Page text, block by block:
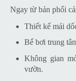
Ngay từ bản phối
Thiết kế mái
Bể bơi trung
Không gian
vườn.